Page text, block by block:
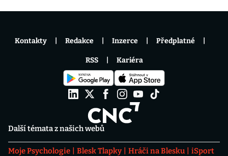
Další témata z našich webů
Moje Psychologie Blesk Tlapky Hráči na Blesku
iSport
Kontakty Redakce Inzerce Předplatné
RSS Kariéra